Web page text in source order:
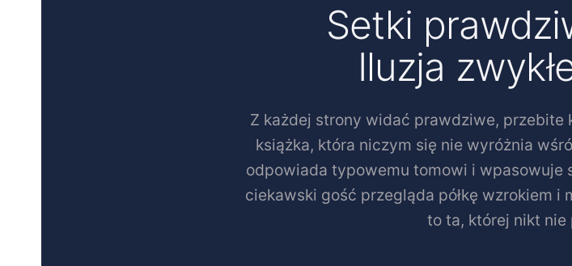
Setki
Iluzja
Z każdej strony widać prawdziwe,
książka, która niczym się nie wyróżnia
odpowiada typowemu tomowi i wpasowuje
ciekawski gość przegląda półkę wzrokiem i
to ta, której nikt nie